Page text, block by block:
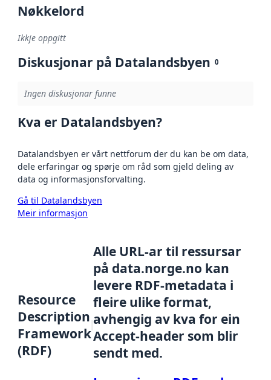
Nøkkelord
Ikkje oppgitt
Diskusjonar på Datalandsbyen 0
Ingen diskusjonar funne
Kva er Datalandsbyen?
Datalandsbyen er vårt nettforum der du kan be om data,
dele erfaringar og spørje om råd som gjeld deling av
data og informasjonsforvalting.
Gå til Datalandsbyen
Meir informasjon
Resource
Description
Framework
(RDF)
Alle URL-ar til ressursar
på data.norge.no kan
levere RDF-metadata i
fleire ulike format,
avhengig av kva for ein
Accept-header som blir
sendt med.